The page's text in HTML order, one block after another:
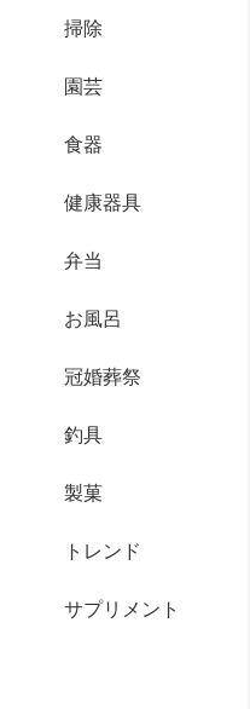
掃除
園芸
食器
健康器具
弁当
お風呂
冠婚葬祭
釣具
製菓
トレンド
サプリメント